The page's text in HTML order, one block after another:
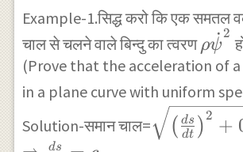
dv }{ ds }
.\frac { ds }
{ dt }
=v\frac {
dv }{ ds }
{ d\psi }{ ds
} .\frac { ds
}{ dt }
=v.\frac { 1
}{ \rho }
.v=\frac { {
a\dot
{
\theta
}
\right)
}^{ 2
Example-1.सिद्ध करो कि एक समतल
चाल से चलने वाले बिन्दु का त्वरण \rho
{
\dot
{
\psi
ρψ
˙2
(Prove that the acceleration of
in a plane curve with uniform
Solution-समान चाल= \sqrt { {
\left( \frac
( dt
ds ) 2 +
ds